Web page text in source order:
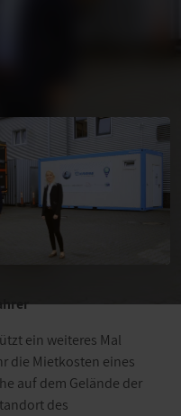
ein weiteres Mal
die Mietkosten eines
auf dem Gelände der
des